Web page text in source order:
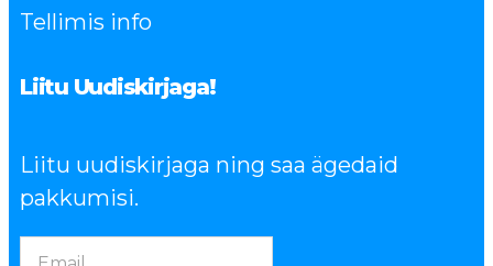
Tellimis info
Liitu Uudiskirjaga!
Liitu uudiskirjaga ning saa ägedaid
pakkumisi.